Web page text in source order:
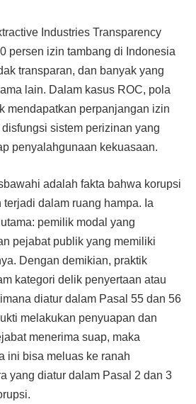
Industries Transparency
persen izin tambang di Indonesia
transparan, dan banyak yang
lain. Dalam kasus ROC, pola
mendapatkan perpanjangan izin
sistem perizinan yang
penyalahgunaan kekuasaan.
adalah fakta bahwa korupsi
terjadi dalam ruang hampa. Ia
pemilik modal yang
pejabat publik yang memiliki
Dengan demikian, praktik
kategori delik penyertaan atau
diatur dalam Pasal 55 dan 56
melakukan penyuapan dan
menerima suap, maka
ini bisa meluas ke ranah
yang diatur dalam Pasal 2 dan 3